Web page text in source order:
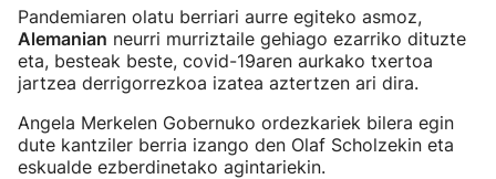
Pandemiaren olatu berriari aurre egiteko asmoz,
Alemanian neurri murriztaile gehiago ezarriko dituzte
eta, besteak beste, covid-19aren aurkako txertoa
jartzea derrigorrezkoa izatea aztertzen ari dira.
Angela Merkelen Gobernuko ordezkariek bilera egin
dute kantziler berria izango den Olaf Scholzekin eta
eskualde ezberdinetako agintariekin.